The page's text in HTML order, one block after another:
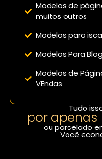
Modelos de
muitos outros
Modelos para
Modelos Para
Modelos de
VEndas
Tudo
por apenas
ou parcelado
Você